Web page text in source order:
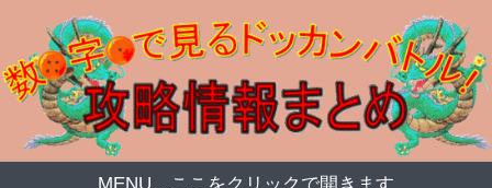
MENU…ここをクリックで開きます